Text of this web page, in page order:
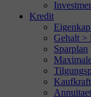
Kredit
Gehalt >
Sparplan